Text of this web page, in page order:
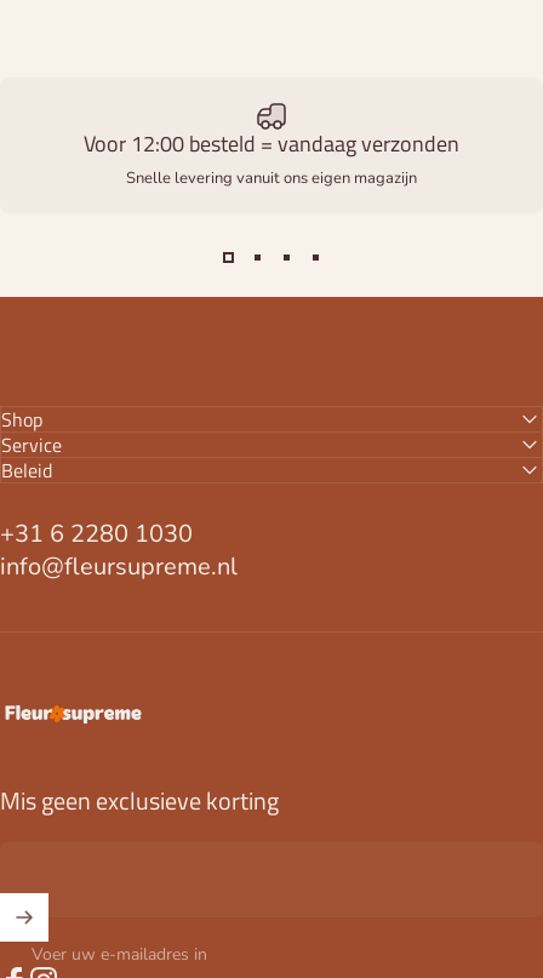
Voor 12:00 besteld = vandaag verzonden
Snelle levering vanuit ons eigen magazijn
Shop
Service
Beleid
+31 6 2280 1030
info@fleursupreme.nl
FleurSupreme
Mis geen exclusieve korting
Voer uw e-mailadres in